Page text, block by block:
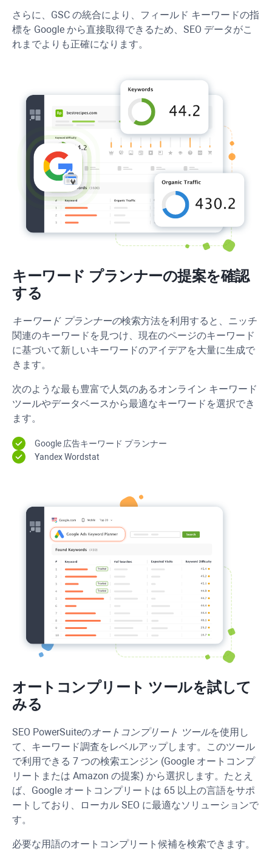
さらに、GSC の統合により、フィールド キーワードの指
標を Google から直接取得できるため、SEO データがこ
れまでよりも正確になります。
キーワード プランナーの提案を確認
する
キーワード プランナーの検索方法を利用すると、ニッチ
関連のキーワードを見つけ、現在のページのキーワード
に基づいて新しいキーワードのアイデアを大量に生成で
きます。
次のような最も豊富で人気のあるオンライン キーワード
ツールやデータベースから最適なキーワードを選択でき
ます。
Google 広告キーワード プランナー
Yandex Wordstat
オートコンプリート ツールを試して
みる
SEO PowerSuiteのオートコンプリート ツールを使用し
て、キーワード調査をレベルアップします。このツール
で利用できる 7 つの検索エンジン (Google オートコンプ
リートまたは Amazon の提案) から選択します。たとえ
ば、Google オートコンプリートは 65 以上の言語をサポ
ートしており、ローカル SEO に最適なソリューションで
す。
必要な用語のオートコンプリート候補を検索できます。